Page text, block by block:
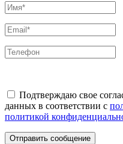
Подтверждаю свое
данных в соответствии с
политикой
Отправить сообщение